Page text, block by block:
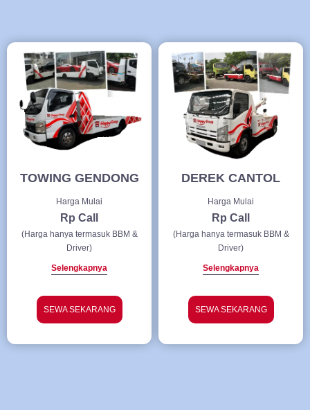
TOWING GENDONG
Harga Mulai
Rp Call
(Harga hanya termasuk BBM &
Driver)
Selengkapnya
SEWA SEKARANG
DEREK CANTOL
Harga Mulai
Rp Call
(Harga hanya termasuk BBM &
Driver)
Selengkapnya
SEWA SEKARANG